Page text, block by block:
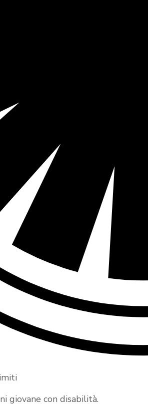
giovane con disabilità.